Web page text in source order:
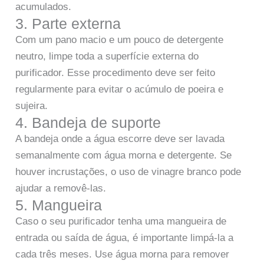
acumulados.
3. Parte externa
Com um pano macio e um pouco de detergente
neutro, limpe toda a superfície externa do
purificador. Esse procedimento deve ser feito
regularmente para evitar o acúmulo de poeira e
sujeira.
4. Bandeja de suporte
A bandeja onde a água escorre deve ser lavada
semanalmente com água morna e detergente. Se
houver incrustações, o uso de vinagre branco pode
ajudar a removê-las.
5. Mangueira
Caso o seu purificador tenha uma mangueira de
entrada ou saída de água, é importante limpá-la a
cada três meses. Use água morna para remover